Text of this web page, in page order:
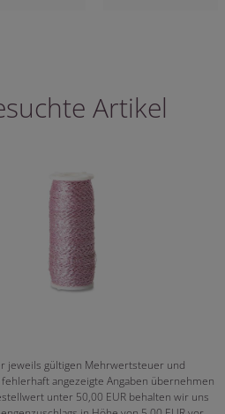
Artikel
jeweils gültigen Mehrwertsteuer und
angezeigte Angaben übernehmen
unter 50,00 EUR behalten wir uns